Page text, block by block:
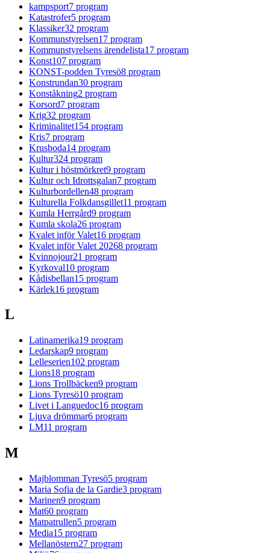
kampsport7 program
Katastrofer5 program
Klassiker32 program
Kommunstyrelsen17 program
Kommunstyrelsens ärendelista17 program
Konst107 program
KONST-podden Tyresö8 program
Konstrundan30 program
Konståkning2 program
Korsord7 program
Krig32 program
Kriminalitet154 program
Kris7 program
Krusboda14 program
Kultur324 program
Kultur i höstmörkret9 program
Kultur och Idrottsgalan7 program
Kulturbordellen48 program
Kulturella Folkdansgillet11 program
Kumla Herrgård9 program
Kumla skola26 program
Kvalet inför Valet16 program
Kvalet inför Valet 20268 program
Kvinnojour21 program
Kyrkoval10 program
Kådisbellan15 program
Kärlek16 program
L
Latinamerika19 program
Ledarskap9 program
Lelleserien102 program
Lions18 program
Lions Trollbäcken9 program
Lions Tyresö10 program
Livet i Languedoc16 program
Ljuva drömmar6 program
LM11 program
M
Majblomman Tyresö5 program
Maria Sofia de la Gardie3 program
Marinen9 program
Mat60 program
Matpatrullen5 program
Media15 program
Mellanöstern27 program